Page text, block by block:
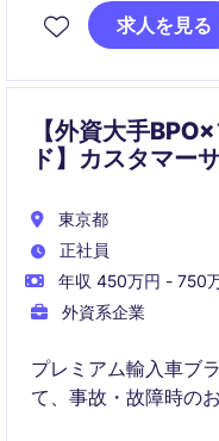
顧客対応、受注管理
て、英語を活かしな
求人を見る
【外資大手
ド】カスタマー
東京都
正社員
年収 450万円 - 750
外資系企業
プレミアム輸入車ブ
て、事故・故障時の